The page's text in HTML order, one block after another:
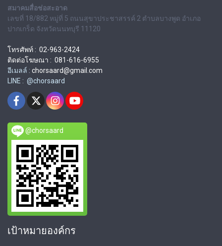
สมาคมสื่อช่อสะอาด
เลขที่ 18/882 หมู่ที่ 5 ถนนสุขาประชาสรรค์ 2 ตำบลบางพูด อำเภอ
ปากเกร็ด จังหวัดนนทบุรี 11120
โทรศัพท์ : 02-963-2424
ติดต่อโฆษณา : 081-616-6955
อีเมลล์ : chorsaard@gmail.com
LINE : @chorsaard
@chorsaard
เป้าหมายองค์กร